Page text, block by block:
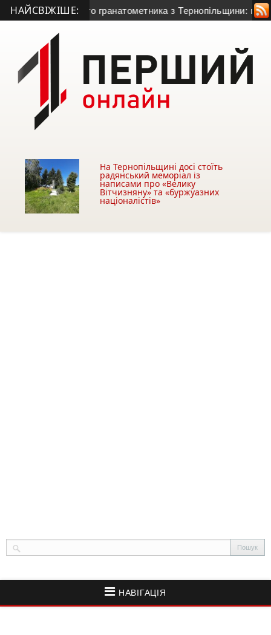
НАЙСВІЖІШЕ:
життя 50-річного гранатометника з Тернопільщини:
На Тернопільщині досі стоїть
радянський меморіал із
написами про «Велику
Вітчизняну» та «буржуазних
націоналістів»
НАВІГАЦІЯ